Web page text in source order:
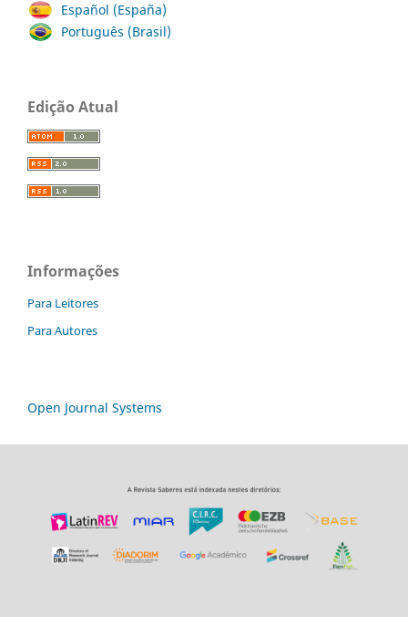
Español (España)
Português (Brasil)
Edição Atual
Informações
Para Leitores
Para Autores
Open Journal Systems